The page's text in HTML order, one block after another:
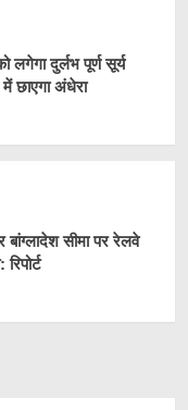
दुर्लभ पूर्ण सूर्य
छाएगा अंधेरा
बांग्लादेश सीमा पर रेलवे